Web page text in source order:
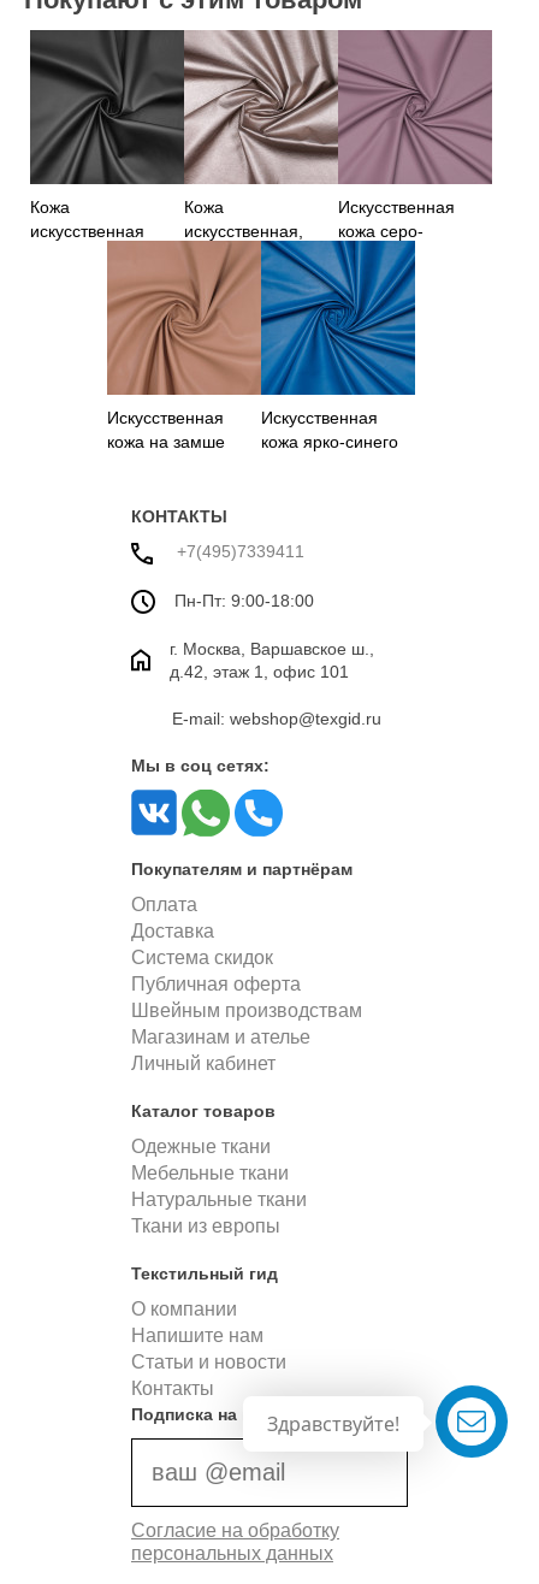
Здравствуйте!
Кожа
искусственная
Кожа
искусственная,
бежевый цвет
Искусственная
кожа серо-
сиреневого цвета
Искусственная
кожа на замше
Искусственная
кожа ярко-синего
КОНТАКТЫ
+7(495)7339411
Пн-Пт: 9:00-18:00
г. Москва, Варшавское ш.,
д.42, этаж 1, офис 101
E-mail: webshop@texgid.ru
Мы в соц сетях:
Покупателям и партнёрам
Оплата
Доставка
Система скидок
Публичная оферта
Швейным производствам
Магазинам и ателье
Личный кабинет
Каталог товаров
Одежные ткани
Мебельные ткани
Натуральные ткани
Ткани из европы
Текстильный гид
О компании
Напишите нам
Статьи и новости
Контакты
Подписка на новости
Согласие на обработку
персональных данных